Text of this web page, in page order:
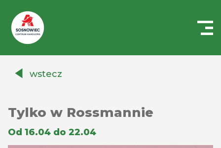
Auchanwstecz
Tylko w Rossmannie
Od 16.04 do 22.04